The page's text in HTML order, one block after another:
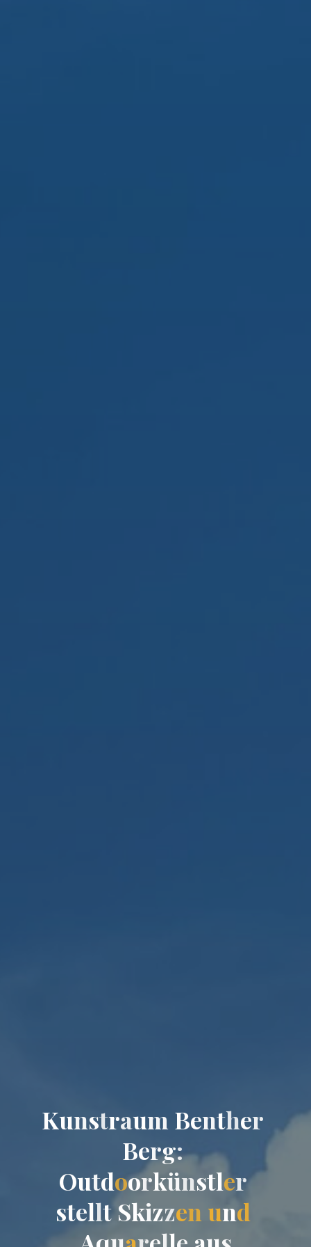
Kunstraum Benther
Berg:
Outdoorkünstler
stellt Skizzen und